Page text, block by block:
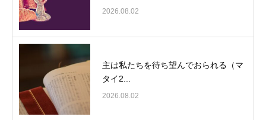
2026.08.02
主は私たちを待ち望んでおられる（マ
タイ2...
2026.08.02